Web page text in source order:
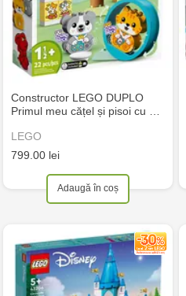
Constructor LEGO DUPLO
Primul meu cățel și pisoi cu …
LEGO
799.00 lei
Adaugă în coș